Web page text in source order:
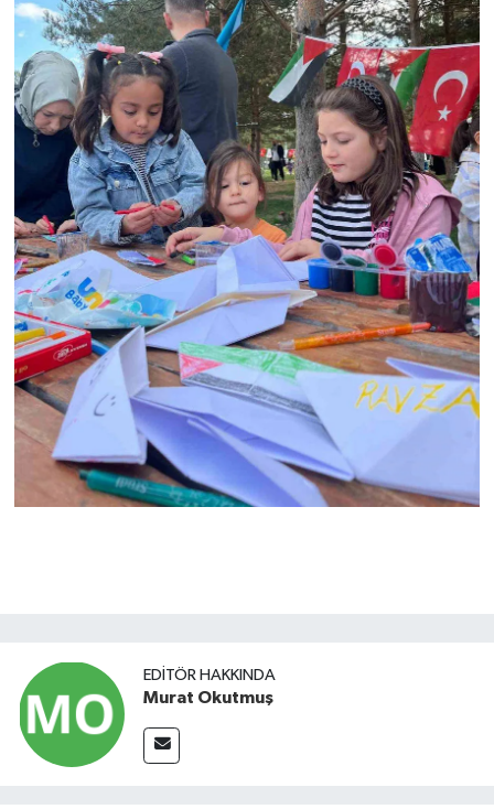
EDITÖR HAKKINDA
Murat Okutmuş